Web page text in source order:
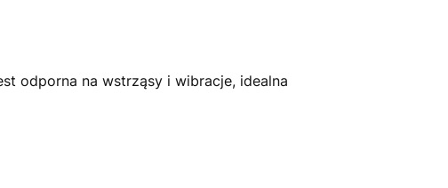
odporna na wstrząsy i wibracje, idealna